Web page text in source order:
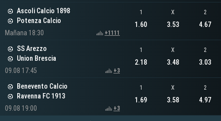
Ascoli Calcio 1898
Potenza Calcio
Mañana 18:30
+1111
1
1.60
X
3.53
2
4.67
SS Arezzo
Union Brescia
09.08 17:45
+3
1
2.18
X
3.48
2
3.03
Benevento Calcio
Ravenna FC 1913
09.08 19:00
+3
1
1.69
X
3.58
2
4.97